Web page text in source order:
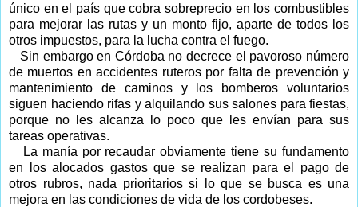
único en el país que cobra sobreprecio en los combustibles
para mejorar las rutas y un monto fijo, aparte de todos los
otros impuestos, para la lucha contra el fuego.
Sin embargo en Córdoba no decrece el pavoroso número
de muertos en accidentes ruteros por falta de prevención y
mantenimiento de caminos y los bomberos voluntarios
siguen haciendo rifas y alquilando sus salones para fiestas,
porque no les alcanza lo poco que les envían para sus
tareas operativas.
La manía por recaudar obviamente tiene su fundamento
en los alocados gastos que se realizan para el pago de
otros rubros, nada prioritarios si lo que se busca es una
mejora en las condiciones de vida de los cordobeses.